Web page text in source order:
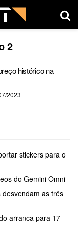
2
histórico na
2023
stickers para o
do Gemini Omni
as três
arranca para 17